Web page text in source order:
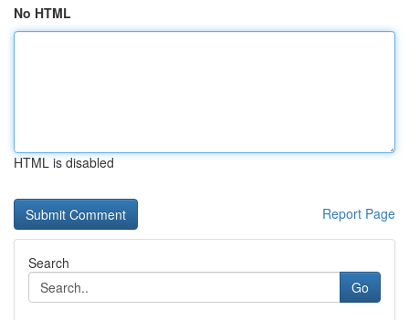
No HTML
HTML is disabled
Report Page
Search
Go